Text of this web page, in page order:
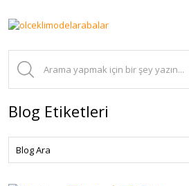
Blog Etiketleri